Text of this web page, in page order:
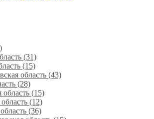
(31)
(15)
область‎ (43)
(28)
(15)
(12)
(36)